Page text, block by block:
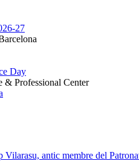
27
Day
& Professional Center
Vilarasu, antic membre del